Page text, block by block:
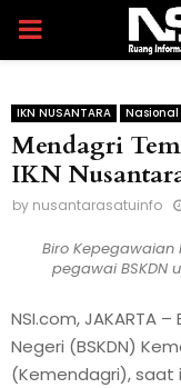
PRIMARY
IKN NUSANTARA Nasional
Mendagri
IKN
by nusantarasatuinfo
Biro
pegawai BSKDN
NSI.com, JAKARTA
Negeri (BSKDN)
(Kemendagri),